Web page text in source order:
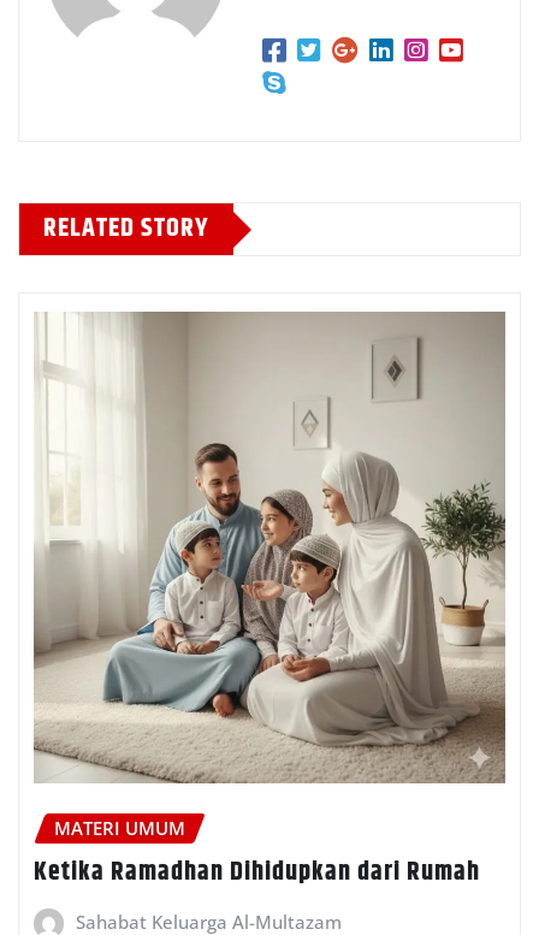
RELATED STORY
MATERI UMUM
Ketika Ramadhan Dihidupkan dari Rumah
Sahabat Keluarga Al-Multazam